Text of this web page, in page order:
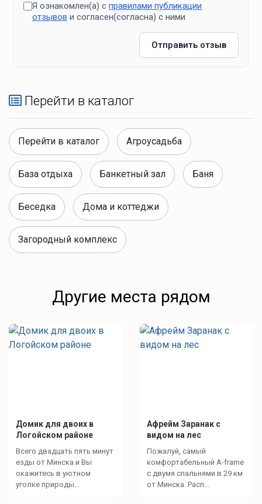
Я ознакомлен(а) с правилами публикации
отзывов и согласен(согласна) с ними
Отправить отзыв
Перейти в каталог
Перейти в каталог Агроусадьба
База отдыха Банкетный зал Баня
Беседка Дома и коттеджи
Загородный комплекс
Другие места рядом
Домик для двоих в
Логойском районе
Всего двадцать пять минут
езды от Минска и Вы
окажитесь в уютном
уголке природы...
Афрейм Заранак с
видом на лес
Пожалуй, самый
комфортабельный A-frame
с двумя спальнями в 29 км
от Минска. Расп...